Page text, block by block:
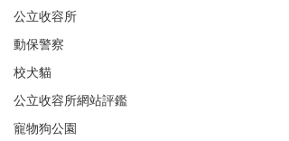
公立收容所
動保警察
校犬貓
公立收容所網站評鑑
寵物狗公園